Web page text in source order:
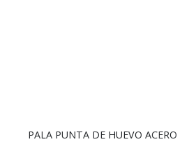
PALA PUNTA DE HUEVO ACERO